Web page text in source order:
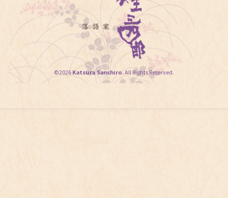
©2026Katsura Sanshiro. All Rights Reserved.